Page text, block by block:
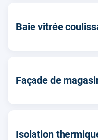
Baie vitrée
Façade de
Isolation